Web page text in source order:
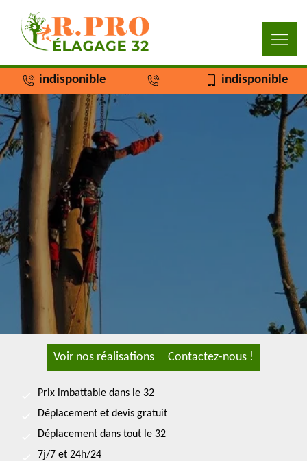
indisponible indisponible
Voir nos réalisations Contactez-nous !
Prix imbattable dans le 32
Déplacement et devis gratuit
Déplacement dans tout le 32
7j/7 et 24h/24